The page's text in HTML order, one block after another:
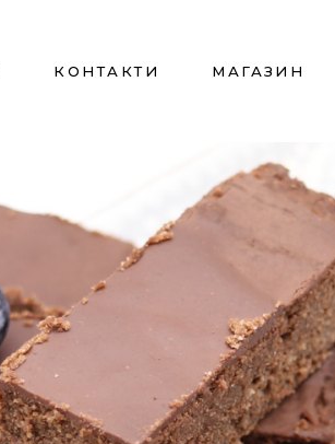
КОНТАКТИ МАГАЗИН